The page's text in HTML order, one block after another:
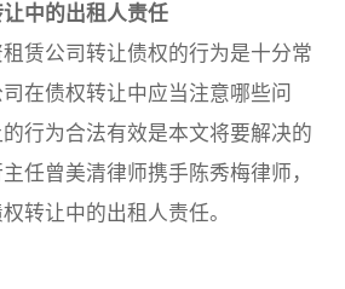
中的出租人责任
赁公司转让债权的行为是十分常
在债权转让中应当注意哪些问
行为合法有效是本文将要解决的
任曾美清律师携手陈秀梅律师，
转让中的出租人责任。